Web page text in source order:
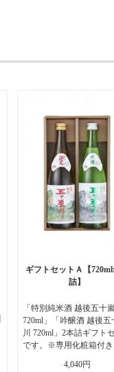
ギフトセットＡ【
詰】
「特別純米酒 越後五十
720ml」「吟醸酒 越後五
川 720ml」2本詰ギフト
です。※専用化粧箱付き
4,040円